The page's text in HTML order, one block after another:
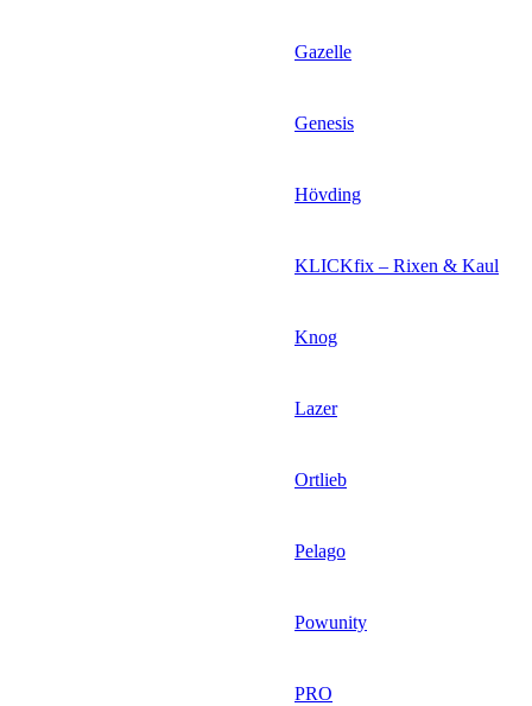
Gazelle
Genesis
Hövding
KLICKfix – Rixen & Kaul
Knog
Lazer
Ortlieb
Pelago
Powunity
PRO